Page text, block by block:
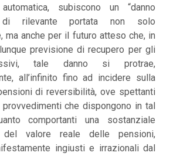
subiscono un “danno
di rilevante portata non solo
ma anche per il futuro atteso che, in
previsione di recupero per gli
tale danno si protrae,
all’infinito fino ad incidere sulla
di reversibilità, ove spettanti
che dispongono in tal
comportanti una sostanziale
del valore reale delle pensioni,
ingiusti e irrazionali dal